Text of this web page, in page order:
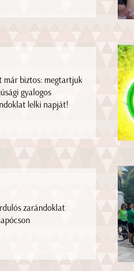
már biztos: megtartjuk
gyalogos
lelki napját!
zarándoklat